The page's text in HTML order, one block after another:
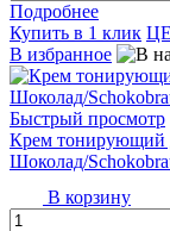
Подробнее
Купить в 1 клик
В избранное
Быстрый просмотр
Крем тонирующий
Шоколад/
В корзину